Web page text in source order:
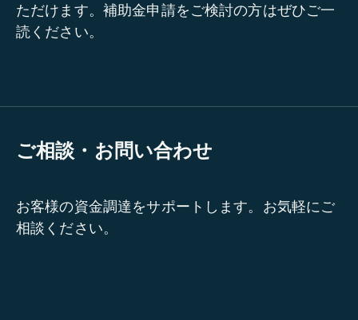
ただけます。補助金申請をご検討の方はぜひご一
読ください。
ご相談・お問い合わせ
お客様の資金調達をサポートします。お気軽にご
相談ください。